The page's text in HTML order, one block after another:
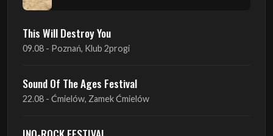
Sound Of The Ages Festival
22.08 - Ćmielów, Zamek Ćmielów
INO-ROCK FESTIVAL
29.08 - Inowrocław, Plac Imprez, ul. Wierzbińskiego 9
ProgRockFest 2026